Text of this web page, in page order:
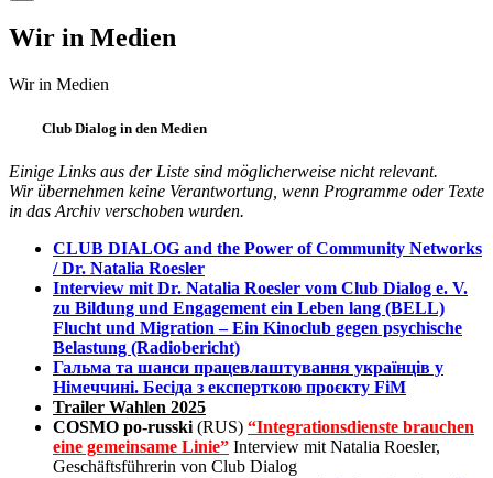
Wir in Medien
Wir in Medien
Club Dialog in den Medien
Einige Links aus der Liste sind möglicherweise nicht relevant.
Wir übernehmen keine Verantwortung, wenn Programme oder Texte
in das Archiv verschoben wurden.
CLUB DIALOG and the Power of Community Networks
/ Dr. Natalia Roesler
Interview mit Dr. Natalia Roesler vom Club Dialog e. V.
zu Bildung und Engagement ein Leben lang (BELL)
Flucht und Migration – Ein Kinoclub gegen psychische
Belastung (Radiobericht)
Гальма та шанси працевлаштування українців у
Німеччині. Бесіда з експерткою проєкту FiM
Trailer Wahlen 2025
COSMO po-russki (RUS) “Integrationsdienste brauchen
eine gemeinsame Linie” Interview mit Natalia Roesler,
Geschäftsführerin von Club Dialog